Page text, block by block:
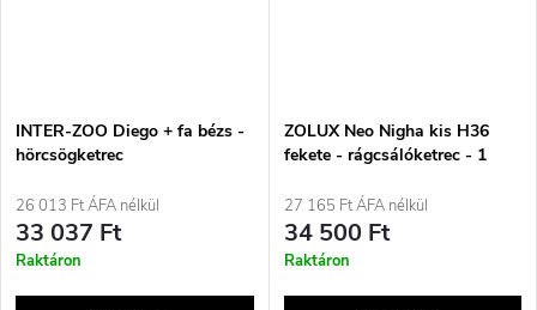
INTER-ZOO Diego + fa bézs -
hörcsögketrec
26 013 Ft ÁFA nélkül
33 037 Ft
Raktáron
ZOLUX Neo Nigha kis H36
fekete - rágcsálóketrec - 1
27 165 Ft ÁFA nélkül
34 500 Ft
Raktáron